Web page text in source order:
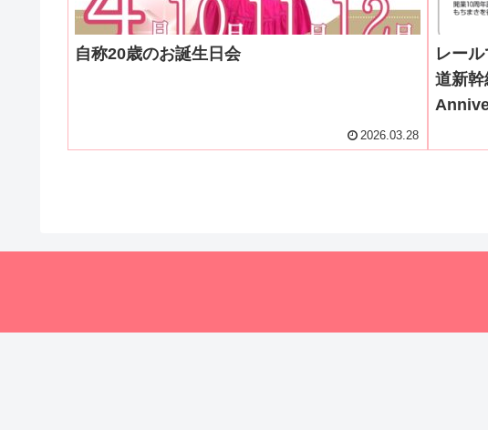
自称20歳のお誕生日会
2026.03.28
レー
道新